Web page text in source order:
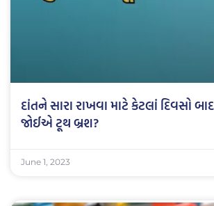
દાંતને સારા રાખવા માટે કેટલાં દિવસો
જોઈએ ટૂથ બ્રશ?
June 1, 2023